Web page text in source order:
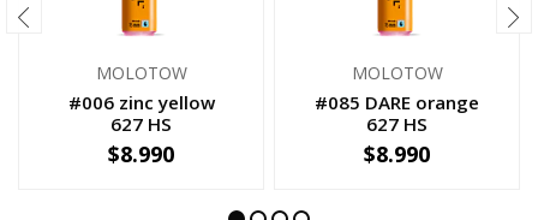
MOLOTOW
#006 zinc yellow
627 HS
+
$8.990
MOLOTOW
#085 DARE orange
627 HS
+
$8.990